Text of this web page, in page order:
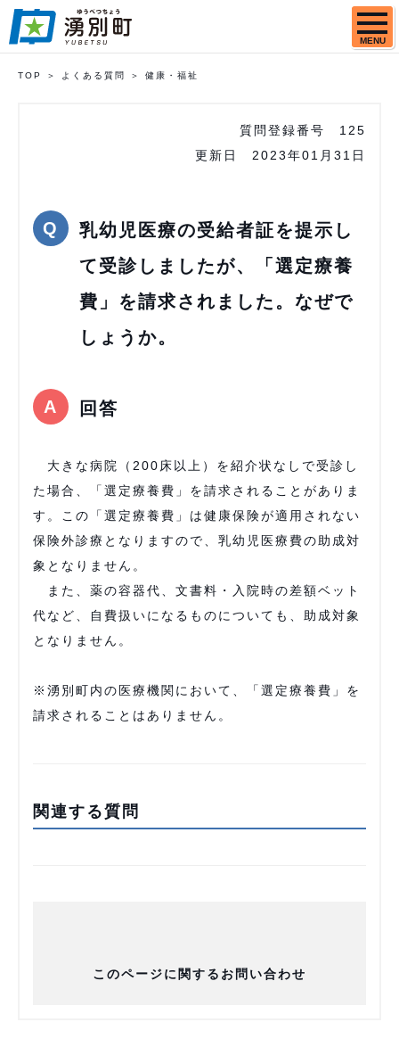
MENU
TOP よくある質問 健康・福祉
質問登録番号
125
更新日
2023年01月31日
乳幼児医療の受給者証を提示し
て受診しましたが、「選定療養
費」を請求されました。なぜで
しょうか。
回答
大きな病院（200床以上）を紹介状なしで受診し
た場合、「選定療養費」を請求されることがありま
す。この「選定療養費」は健康保険が適用されない
保険外診療となりますので、乳幼児医療費の助成対
象となりません。
また、薬の容器代、文書料・入院時の差額ベット
代など、自費扱いになるものについても、助成対象
となりません。
※湧別町内の医療機関において、「選定療養費」を
請求されることはありません。
関連する質問
このページに関するお問い合わせ